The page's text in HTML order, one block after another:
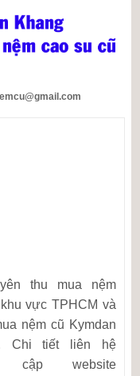
thu mua nệm
vực TPHCM và
nệm cũ Kymdan
Chi tiết liên hệ
cập website